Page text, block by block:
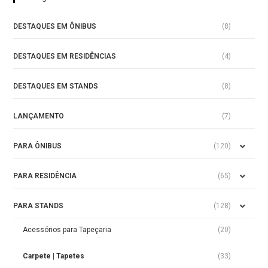
DESTAQUES EM ÔNIBUS (8)
DESTAQUES EM RESIDÊNCIAS (4)
DESTAQUES EM STANDS (8)
LANÇAMENTO (7)
PARA ÔNIBUS (120)
PARA RESIDÊNCIA (65)
PARA STANDS (128)
Acessórios para Tapeçaria (20)
Carpete | Tapetes (33)